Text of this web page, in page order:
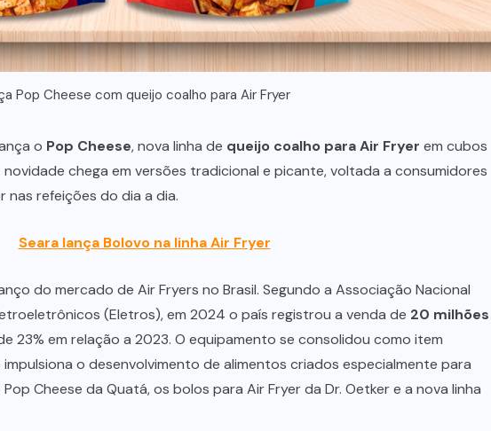
Pop Cheese com queijo coalho para Air Fryer
o Pop Cheese, nova linha de queijo coalho para Air Fryer em cubos
chega em versões tradicional e picante, voltada a consumidores
refeições do dia a dia.
Seara lança Bolovo na linha Air Fryer
do mercado de Air Fryers no Brasil. Segundo a Associação Nacional
(Eletros), em 2024 o país registrou a venda de 20 milhões
23% em relação a 2023. O equipamento se consolidou como item
o desenvolvimento de alimentos criados especialmente para
Cheese da Quatá, os bolos para Air Fryer da Dr. Oetker e a nova linha